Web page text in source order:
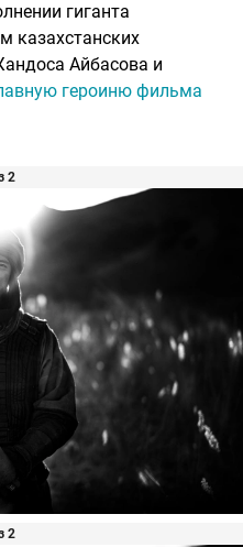
гиганта
казахстанских
Айбасова и
героиню фильма
2
2